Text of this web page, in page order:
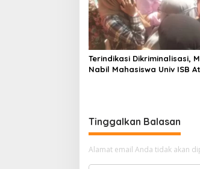
Terindikasi Dikriminalisasi,
Nabil Mahasiswa Univ ISB
Tinggalkan Balasan
Alamat email Anda tidak akan